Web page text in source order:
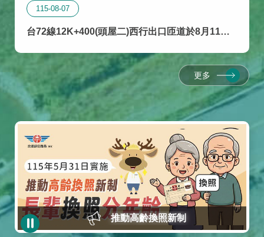
115-08-07
台72線12K+400(頭屋二)西行出口匝道於8月11日
更多
推動高齡換照新制